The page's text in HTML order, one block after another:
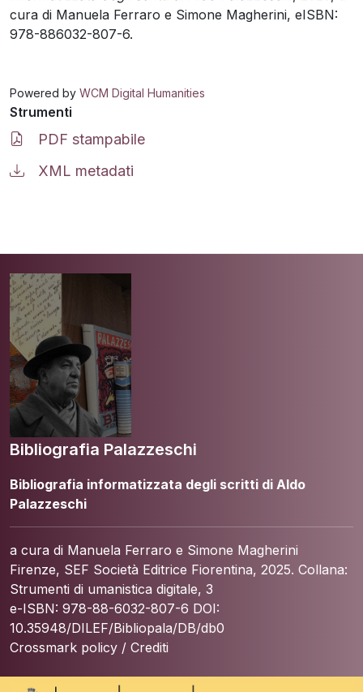
cura di Manuela Ferraro e Simone Magherini, eISBN:
978-886032-807-6.
Powered by WCM Digital Humanities
Strumenti
PDF stampabile
XML metadati
Bibliografia Palazzeschi
Bibliografia informatizzata degli scritti di Aldo
Palazzeschi
a cura di Manuela Ferraro e Simone Magherini
Firenze, SEF Società Editrice Fiorentina, 2025. Collana:
Strumenti di umanistica digitale, 3
e-ISBN: 978-88-6032-807-6 DOI:
10.35948/DILEF/Bibliopala/DB/db0
Crossmark policy / Crediti